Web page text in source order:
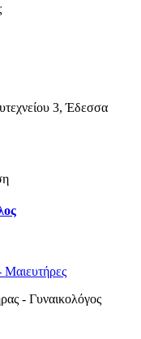
3, Έδεσσα
Μαιευτήρες
- Γυναικολόγος